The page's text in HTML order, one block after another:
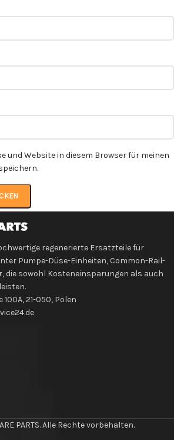
und Website in diesem Browser für meinen
regenerierte Ersatzteile für
Pumpe-Düse-Einheiten, Common-Rail-
die sowohl Kosteneinsparungen als auch
21-050, Polen
PARTS. Alle Rechte vorbehalten.